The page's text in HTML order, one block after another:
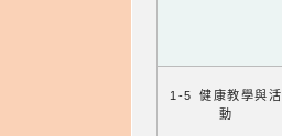
1-5 健康教學與活
動